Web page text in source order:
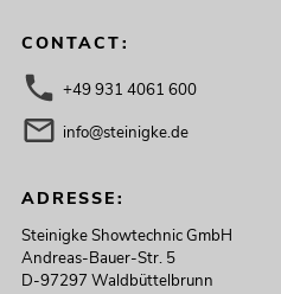
CONTACT:
+49 931 4061 600
info@steinigke.de
ADRESSE:
Steinigke Showtechnic GmbH
Andreas-Bauer-Str. 5
D-97297 Waldbüttelbrunn